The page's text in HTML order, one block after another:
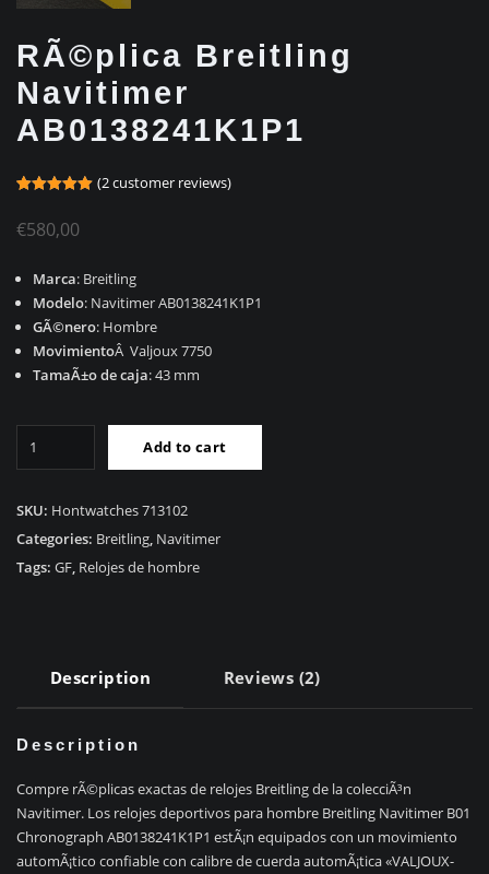
RÃ©plica Breitling
Navitimer
AB0138241K1P1
based on
(2customer reviews)
€580,00
Marca: Breitling
Modelo: Navitimer AB0138241K1P1
GÃ©nero: Hombre
MovimientoÂ Valjoux 7750
TamaÃ±o de caja: 43 mm
AB0138241K1P1
quantity
Add to cart
SKU: Hontwatches 713102
Categories: Breitling, Navitimer
Tags: GF, Relojes de hombre
Description Reviews (2)
Description
Compre rÃ©plicas exactas de relojes Breitling de la colecciÃ³n
Navitimer. Los relojes deportivos para hombre Breitling Navitimer B01
Chronograph AB0138241K1P1 estÃ¡n equipados con un movimiento
automÃ¡tico confiable con calibre de cuerda automÃ¡tica «VALJOUX-